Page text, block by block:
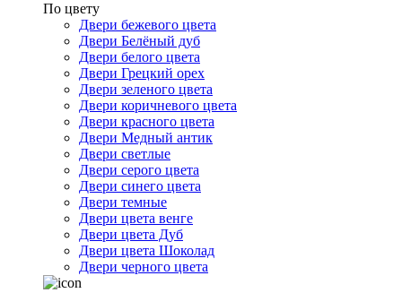
По цвету
Двери бежевого цвета
Двери Белёный дуб
Двери белого цвета
Двери Грецкий орех
Двери зеленого цвета
Двери коричневого цвета
Двери красного цвета
Двери Медный антик
Двери светлые
Двери серого цвета
Двери синего цвета
Двери темные
Двери цвета венге
Двери цвета Дуб
Двери цвета Шоколад
Двери черного цвета